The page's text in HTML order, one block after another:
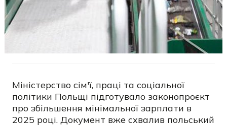
Міністерство сім'ї, праці та соціальної
політики Польщі підготувало законопроєкт
про збільшення мінімальної зарплати в
2025 році. Документ вже схвалив польський